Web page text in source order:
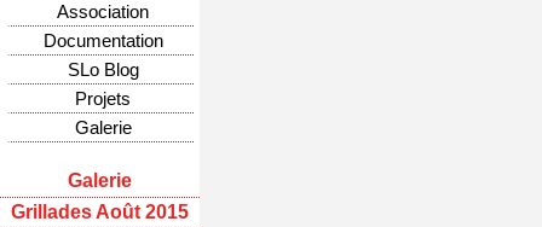
Association
Documentation
SLo Blog
Projets
Galerie
Galerie
Grillades Août 2015